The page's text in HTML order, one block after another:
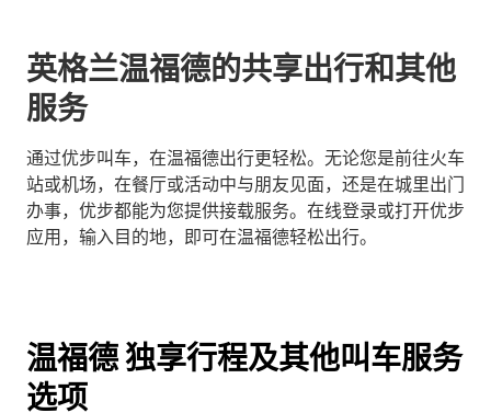
英格兰温福德的共享出行和其他
服务
通过优步叫车，在温福德出行更轻松。无论您是前往火车
站或机场，在餐厅或活动中与朋友见面，还是在城里出门
办事，优步都能为您提供接载服务。在线登录或打开优步
应用，输入目的地，即可在温福德轻松出行。
温福德 独享行程及其他叫车服务
选项